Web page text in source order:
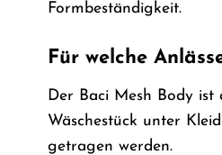
Formbeständigkeit.
Für welche
Der Baci Mesh Body
Wäschestück unter
getragen werden.